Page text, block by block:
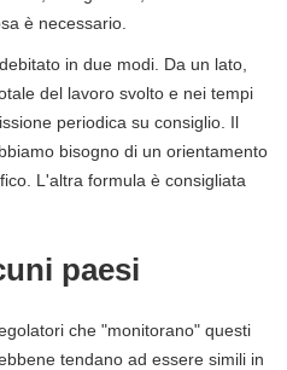
è necessario.
in due modi. Da un lato,
del lavoro svolto e nei tempi
periodica su consiglio. Il
bisogno di un orientamento
L'altra formula è consigliata
paesi
che "monitorano" questi
tendano ad essere simili in